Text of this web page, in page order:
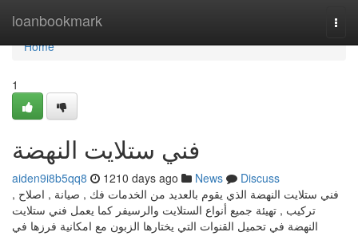
loanbookmark
Home
Home
1
فني ستلايت النهضة
aiden9i8b5qq8 1210 days ago News
Discuss
فني ستلايت النهضة الذي يقوم بالعديد من الخدمات فك , صيانة , اصلاح ,
تركيب , تهيئة جميع أنواع الستلايت والرسيفر كما يعمل فني ستلايت
النهضة في تحميل القنوات التي يختارها الزبون مع امكانية فرزها في